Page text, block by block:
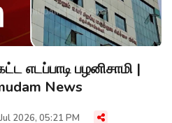
எடப்பாடி பழனிசாமி |
News
2026, 05:21 PM